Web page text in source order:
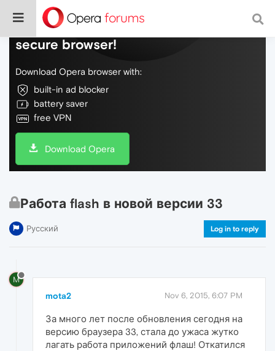
Do more on the web, with a fast and
secure browser!
Download Opera browser with:
built-in ad blocker
battery saver
free VPN
Download Opera
Работа flash в новой версии 33
Русский Log in to reply
M
mota2 Nov 6, 2015, 6:07 PM
За много лет после обновления сегодня на
версию браузера 33, стала до ужаса жутко
лагать работа приложений флаш! Откатился